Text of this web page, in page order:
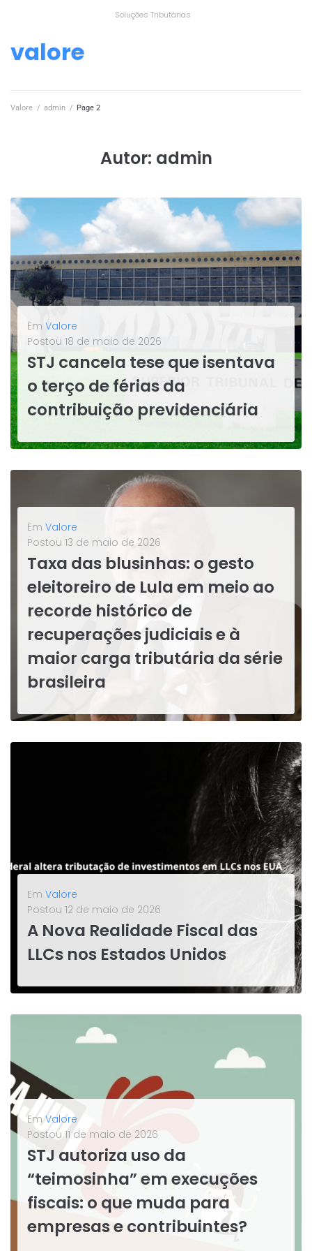
Soluções Tributárias
valore
Valore / admin / Page 2
Autor: admin
Em Valore
Postou 18 de maio de 2026
STJ cancela tese que isentava
o terço de férias da
contribuição previdenciária
Em Valore
Postou 13 de maio de 2026
Taxa das blusinhas: o gesto
eleitoreiro de Lula em meio ao
recorde histórico de
recuperações judiciais e à
maior carga tributária da série
brasileira
Em Valore
Postou 12 de maio de 2026
A Nova Realidade Fiscal das
LLCs nos Estados Unidos
LEIA MAIS
Em Valore
Postou 11 de maio de 2026
STJ autoriza uso da
“teimosinha” em execuções
fiscais: o que muda para
empresas e contribuintes?